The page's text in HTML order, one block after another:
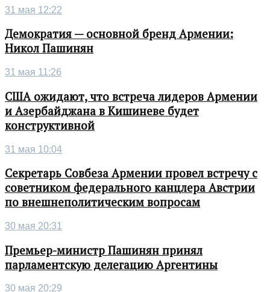
31 мая 12:22
Демократия — основной бренд Армении:
Никол Пашинян
31 мая 11:26
США ожидают, что встреча лидеров Армении
и Азербайджана в Кишиневе будет
конструктивной
31 мая 10:04
Секретарь Совбеза Армении провел встречу с
советником федерального канцлера Австрии
по внешнеполитическим вопросам
30 мая 20:31
Премьер-министр Пашинян принял
парламентскую делегацию Аргентины
30 мая 20:29